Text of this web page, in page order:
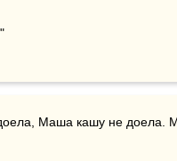
Маша кашу не доела.